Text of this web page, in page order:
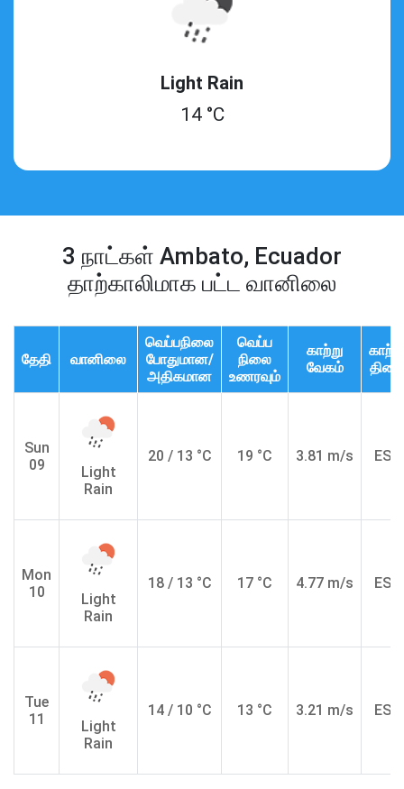
Light Rain
14 °C
3 நாட்கள் Ambato, Ecuador
தாற்காலிமாக பட்ட வானிலை
தேதி வானிலை
வெப்பநிலை
போதுமான/
அதிகமான
வெப்ப
நிலை
உணரவும்
காற்று
வேகம்
காற்று
திசை
Sun
09
Light
Rain
20 / 13 °C 19 °C 3.81 m/s ESE
Mon
10
Light
Rain
18 / 13 °C 17 °C 4.77 m/s ESE
Tue
11
Light
Rain
14 / 10 °C 13 °C 3.21 m/s ESE